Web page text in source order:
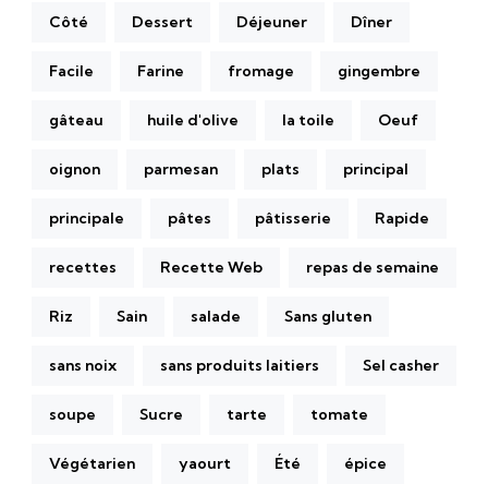
Côté Dessert Déjeuner Dîner
Facile Farine fromage gingembre
gâteau huile d'olive la toile Oeuf
oignon parmesan plats principal
principale pâtes pâtisserie Rapide
recettes Recette Web repas de semaine
Riz Sain salade Sans gluten
sans noix sans produits laitiers Sel casher
soupe Sucre tarte tomate
Végétarien yaourt Été épice